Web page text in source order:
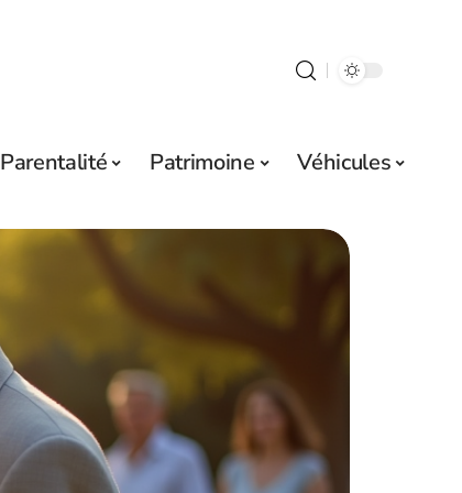
Parentalité Patrimoine Véhicules